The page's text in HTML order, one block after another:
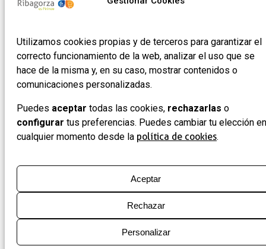
Utilizamos cookies propias y de terceros para garantizar el
correcto funcionamiento de la web, analizar el uso que se
hace de la misma y, en su caso, mostrar contenidos o
comunicaciones personalizadas.
Puedes aceptar todas las cookies, rechazarlas o
configurar tus preferencias. Puedes cambiar tu elección en
cualquier momento desde la política de cookies.
Aceptar
Rechazar
Personalizar
empresas